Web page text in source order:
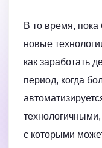
В то время,
новые
как заработать
период, когда
технологичными,
с которыми